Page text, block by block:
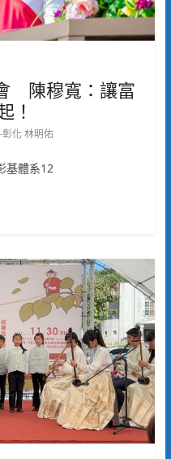
陳穆寬：讓富
！
化 林明佑
基體系12